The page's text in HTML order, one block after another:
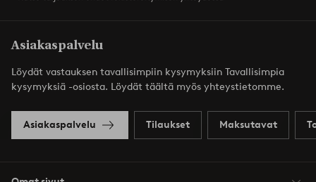
Asiakaspalvelu
Löydät vastauksen tavallisimpiin kysymyksiin Tavallisimpia
kysymyksiä -osiosta. Löydät täältä myös yhteystietomme.
Asiakaspalvelu Tilaukset Maksutavat